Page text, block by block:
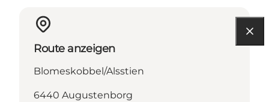
Route anzeigen
Blomeskobbel/Alsstien
6440 Augustenborg